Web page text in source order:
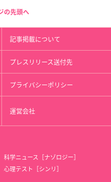
の先頭へ
記事掲載について
プレスリリース送付先
プライバシーポリシー
運営会社
科学ニュース［ナゾロジー］
心理テスト［シンリ］